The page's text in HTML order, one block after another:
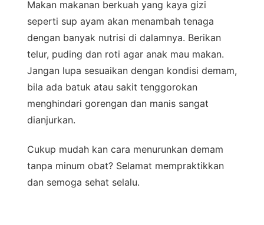
Makan makanan berkuah yang kaya gizi
seperti sup ayam akan menambah tenaga
dengan banyak nutrisi di dalamnya. Berikan
telur, puding dan roti agar anak mau makan.
Jangan lupa sesuaikan dengan kondisi demam,
bila ada batuk atau sakit tenggorokan
menghindari gorengan dan manis sangat
dianjurkan.
Cukup mudah kan cara menurunkan demam
tanpa minum obat? Selamat mempraktikkan
dan semoga sehat selalu.